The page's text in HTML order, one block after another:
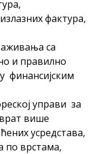
фактура,
са
и правилно
финансијским
управи за
више
усредстава,
по врстама,